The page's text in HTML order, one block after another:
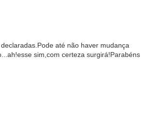
até não haver mudança
sim,com certeza surgirá!Parabéns